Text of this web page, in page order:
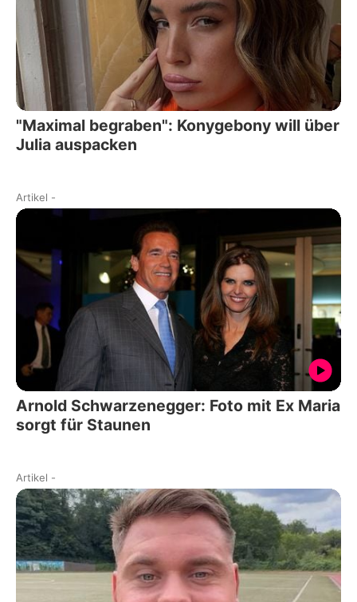
"Maximal begraben": Konygebony will über
Julia auspacken
Artikel -
Arnold Schwarzenegger: Foto mit Ex Maria
sorgt für Staunen
Artikel -